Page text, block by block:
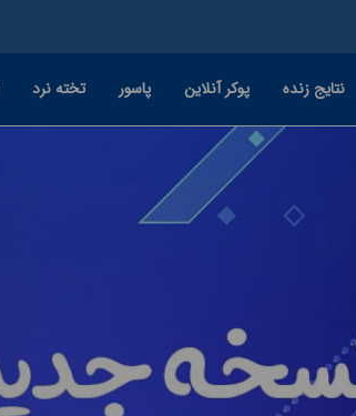
نتایج زنده پوکر آنلاین پاسور تخته نرد